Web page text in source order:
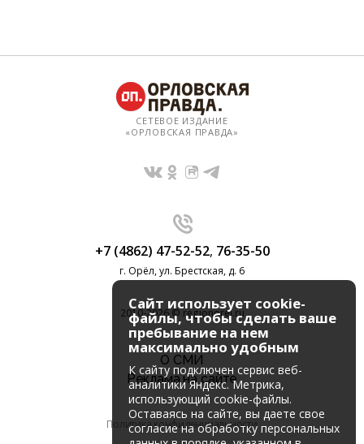
СЕТЕВОЕ ИЗДАНИЕ
«ОРЛОВСКАЯ ПРАВДА»
+7 (4862) 47-52-52, 76-35-50
г. Орёл, ул. Брестская, д. 6
2010-2026 © regionorel.ru
О СМИ
Реклама на сайте
Политика конфиденциальности
Сайт использует cookie-
файлы, чтобы сделать ваше
пребывание на нем
максимально удобным
К cайту подключен сервис веб-
аналитики Яндекс. Метрика,
использующий cookie-файлы.
Оставаясь на сайте, вы даете свое
согласие на обработку персональных